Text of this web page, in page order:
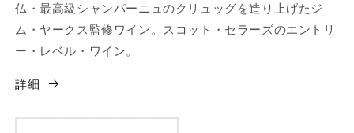
仏・最高級シャンパーニュのクリュッグを造り上げたジ
ム・ヤークス監修ワイン。スコット・セラーズのエントリ
ー・レベル・ワイン。
詳細